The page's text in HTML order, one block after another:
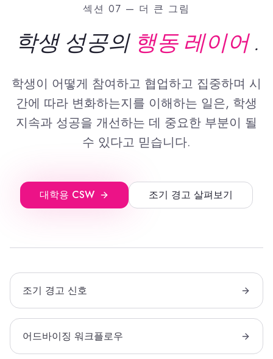
섹션 07 — 더 큰 그림
학생 성공의 행동 레이어 .
학생이 어떻게 참여하고 협업하고 집중하며 시
간에 따라 변화하는지를 이해하는 일은, 학생
지속과 성공을 개선하는 데 중요한 부분이 될
수 있다고 믿습니다.
대학용 CSW 조기 경고 살펴보기
조기 경고 신호
어드바이징 워크플로우